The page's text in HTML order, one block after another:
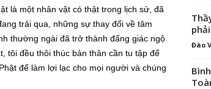
là một nhân vật có thật trong lịch sử, đã
trải qua, những sự thay đổi về tâm
thường ngài đã trở thành đấng giác ngộ
tôi đều thôi thúc bản thân cần tu tập để
để làm lợi lạc cho mọi người và chúng
Đào